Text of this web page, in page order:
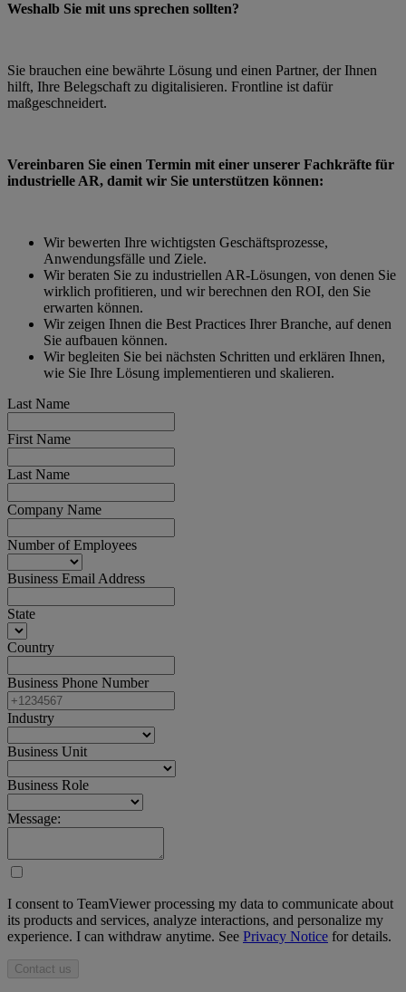
Weshalb Sie mit uns sprechen sollten?
Sie brauchen eine bewährte Lösung und einen Partner, der Ihnen
hilft, Ihre Belegschaft zu digitalisieren. Frontline ist dafür
maßgeschneidert.
Vereinbaren Sie einen Termin mit einer unserer Fachkräfte für
industrielle AR, damit wir Sie unterstützen können:
Wir bewerten Ihre wichtigsten Geschäftsprozesse,
Anwendungsfälle und Ziele.
Wir beraten Sie zu industriellen AR-Lösungen, von denen Sie
wirklich profitieren, und wir berechnen den ROI, den Sie
erwarten können.
Wir zeigen Ihnen die Best Practices Ihrer Branche, auf denen
Sie aufbauen können.
Wir begleiten Sie bei nächsten Schritten und erklären Ihnen,
wie Sie Ihre Lösung implementieren und skalieren.
Last Name
First Name
Last Name
Company Name
Number of Employees
Business Email Address
State
Country
Business Phone Number
Industry
Business Unit
Business Role
Message:
I consent to TeamViewer processing my data to communicate about
its products and services, analyze interactions, and personalize my
experience. I can withdraw anytime. See Privacy Notice for details.
Contact us